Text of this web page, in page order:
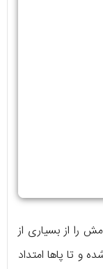
را از بسیاری از
و تا پاها امتداد